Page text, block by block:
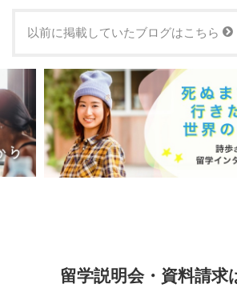
以前に掲載していたブログはこちら
留学説明会・資料請求